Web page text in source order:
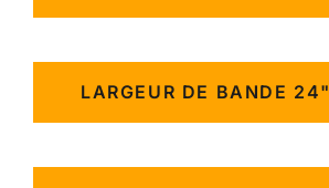
LARGEUR DE BANDE 24"